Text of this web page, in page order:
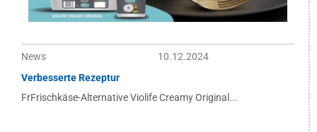
News
10.12.2024
Verbesserte Rezeptur
FrFrischkäse-Alternative Violife Creamy Original...